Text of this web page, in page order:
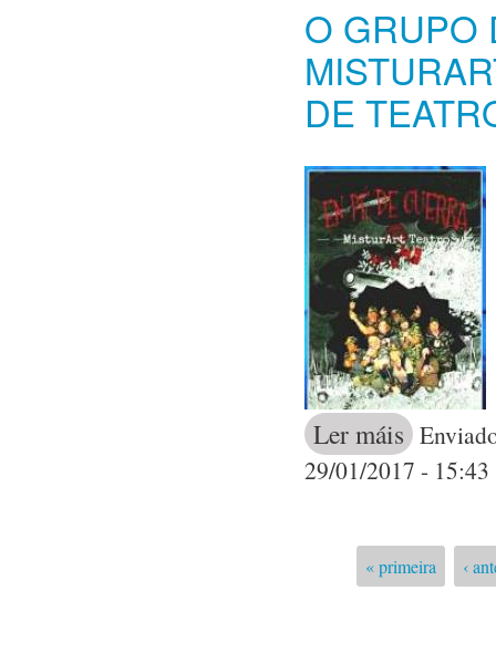
O GRUPO
DE
Ler máis acerca de O
29/01/2017 - 15:43
Páxinas
« primeira ‹